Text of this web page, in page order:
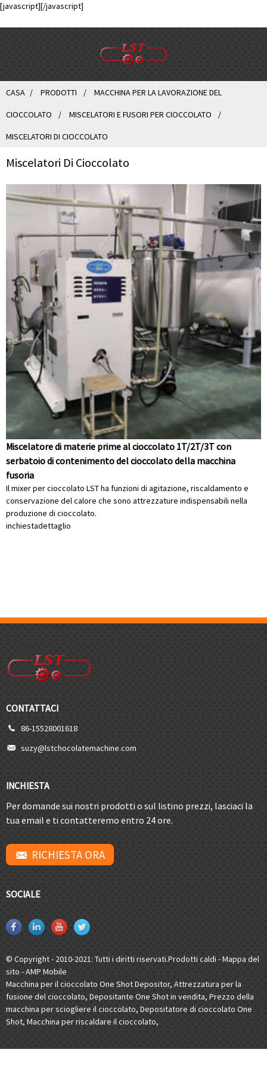
[javascript][/javascript]
CASA PRODOTTI MACCHINA PER LA LAVORAZIONE DEL
CIOCCOLATO MISCELATORI E FUSORI PER CIOCCOLATO
MISCELATORI DI CIOCCOLATO
Miscelatori Di Cioccolato
Miscelatore di materie prime al cioccolato 1T/2T/3T con
serbatoio di contenimento del cioccolato della macchina
fusoria
Il mixer per cioccolato LST ha funzioni di agitazione, riscaldamento e
conservazione del calore che sono attrezzature indispensabili nella
produzione di cioccolato.
inchiestadettaglio
CONTATTACI
86-15528001618
suzy@lstchocolatemachine.com
INCHIESTA
Per domande sui nostri prodotti o sul listino prezzi, lasciaci la
tua email e ti contatteremo entro 24 ore.
RICHIESTA ORA
SOCIALE
© Copyright - 2010-2021: Tutti i diritti riservati.Prodotti caldi -Mappa del
sito -AMP Mobile
Macchina per il cioccolato One Shot Depositor, Attrezzatura per la
fusione del cioccolato, Depositante One Shot in vendita, Prezzo della
macchina per sciogliere il cioccolato, Depositatore di cioccolato One
Shot, Macchina per riscaldare il cioccolato,